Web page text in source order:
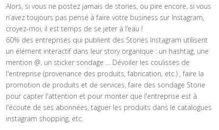
Alors, si vous ne postez jamais de stories, ou pire encore, si vous
n’avez toujours pas pensé à faire votre business sur Instagram,
croyez-moi, il est temps de se jeter à l’eau !
60% des entreprises qui publient des Stories Instagram utilisent
un élément interactif dans leur story organique : un hashtag, une
mention @, un sticker sondage … Dévoiler les coulisses de
l'entreprise (provenance des produits, fabrication, etc.) , faire la
promotion de produits et de services, faire des sondage Storie
pour capter l'attention et pour monter que l'entreprise est à
l'écoute de ses abonnées, taguer les produits dans le catalogues
instagram shopping, etc.